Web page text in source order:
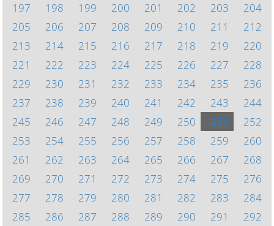
197
198 199 200 201 202 203
204
205
206 207 208 209 210 211
212
213
214 215 216 217 218 219
220
221
222 223 224 225 226 227
228
229
230 231 232 233 234 235
236
237
238 239 240 241 242 243
244
245
246 247 248 249 250 251
252
253
254 255 256 257 258 259
260
261
262 263 264 265 266 267
268
269
270 271 272 273 274 275
276
277
278 279 280 281 282 283
284
285
286 287 288 289 290 291
292